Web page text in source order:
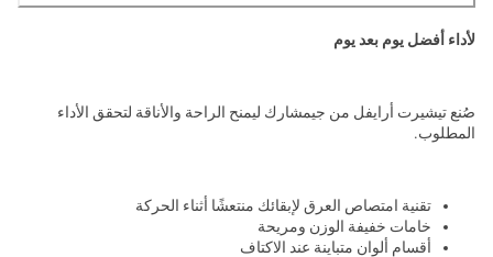
لأداء أفضل يوم بعد يوم
صُنع تيشيرت أرايفل من جيمشارك ليمنح الراحة والأناقة لتحقق الأداء
المطلوب.
تقنية امتصاص العرق لإبقائك منتعشًا أثناء الحركة
خامات خفيفة الوزن ومريحة
أقسام ألوان متباينة عند الاكتاف